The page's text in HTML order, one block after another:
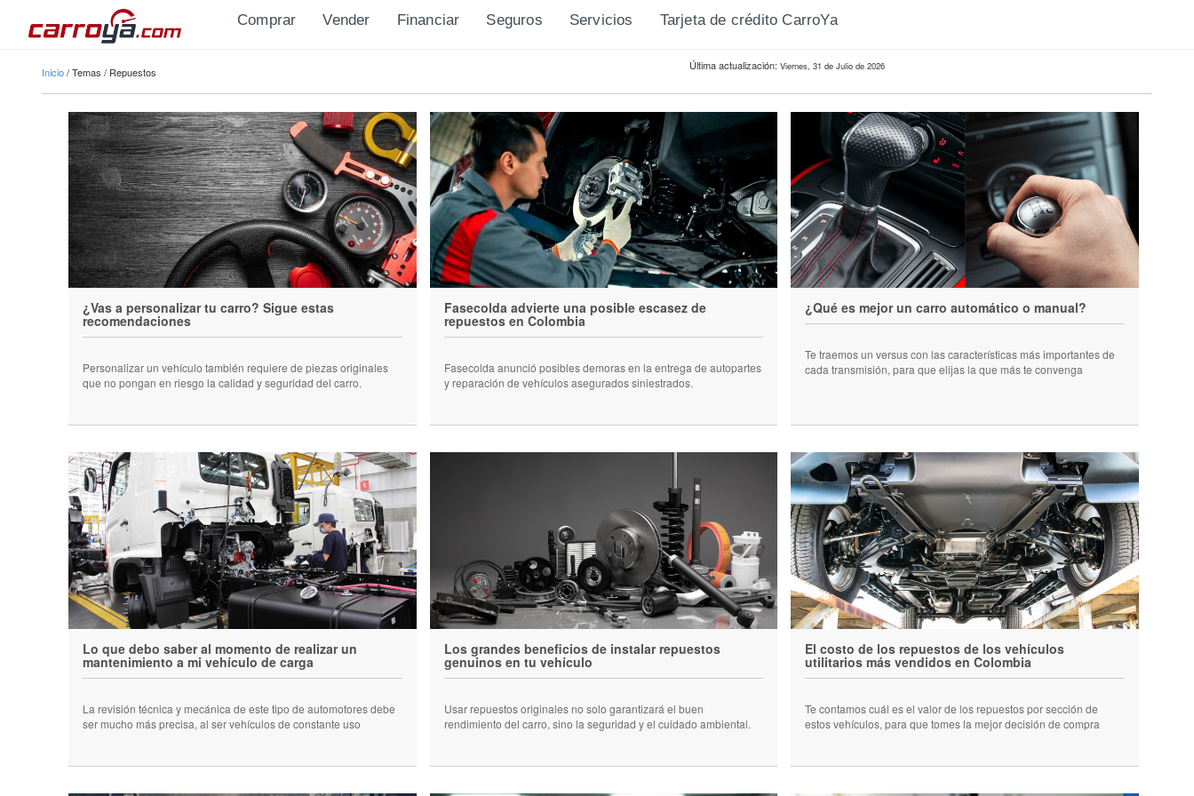
Pasar al contenido principal
Comprar Vender Financiar Seguros Servicios Tarjeta de crédito CarroYa
Se encuentra usted aquí
Inicio/Temas / Repuestos Última actualización:Viernes, 31 de Julio de 2026
¿Vas a personalizar tu carro? Sigue estas
recomendaciones
Personalizar un vehículo también requiere de piezas originales
que no pongan en riesgo la calidad y seguridad del carro.
Fasecolda advierte una posible escasez de
repuestos en Colombia
Fasecolda anunció posibles demoras en la entrega de autopartes
y reparación de vehículos asegurados siniestrados.
¿Qué es mejor un carro automático o manual?
Te traemos un versus con las características más importantes de
cada transmisión, para que elijas la que más te convenga
Lo que debo saber al momento de realizar un
mantenimiento a mi vehículo de carga
La revisión técnica y mecánica de este tipo de automotores debe
ser mucho más precisa, al ser vehículos de constante uso
Los grandes beneficios de instalar repuestos
genuinos en tu vehículo
Usar repuestos originales no solo garantizará el buen
rendimiento del carro, sino la seguridad y el cuidado ambiental.
El costo de los repuestos de los vehículos
utilitarios más vendidos en Colombia
Te contamos cuál es el valor de los repuestos por sección de
estos vehículos, para que tomes la mejor decisión de compra